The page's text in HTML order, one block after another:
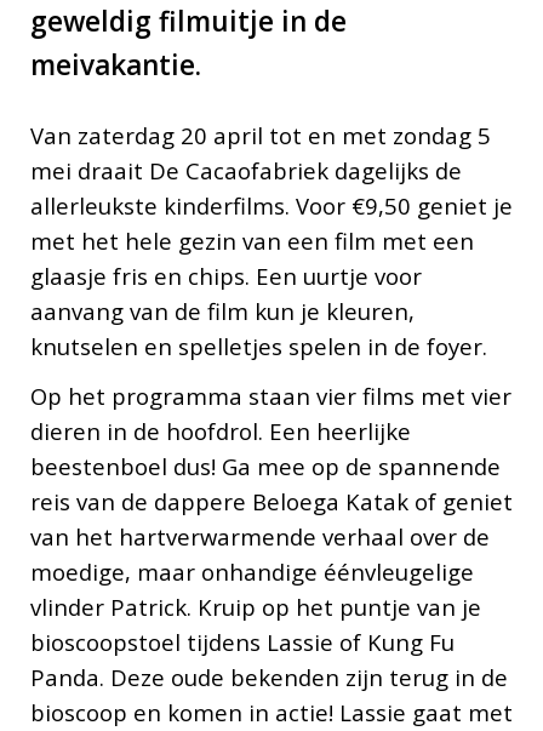
geweldig filmuitje in de
meivakantie.
Van zaterdag 20 april tot en met zondag 5
mei draait De Cacaofabriek dagelijks de
allerleukste kinderfilms. Voor €9,50 geniet je
met het hele gezin van een film met een
glaasje fris en chips. Een uurtje voor
aanvang van de film kun je kleuren,
knutselen en spelletjes spelen in de foyer.
Op het programma staan vier films met vier
dieren in de hoofdrol. Een heerlijke
beestenboel dus! Ga mee op de spannende
reis van de dappere Beloega Katak of geniet
van het hartverwarmende verhaal over de
moedige, maar onhandige éénvleugelige
vlinder Patrick. Kruip op het puntje van je
bioscoopstoel tijdens Lassie of Kung Fu
Panda. Deze oude bekenden zijn terug in de
bioscoop en komen in actie! Lassie gaat met